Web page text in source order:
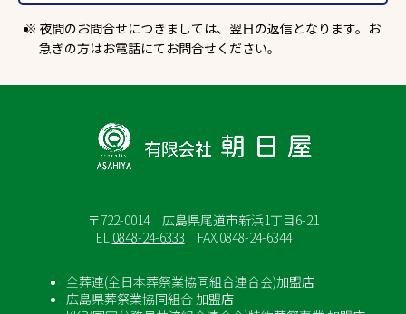
夜間のお問合せにつきましては、翌日の返信となります。お
急ぎの方はお電話にてお問合せください。
〒722-0014 広島県尾道市新浜1丁目6-21
TEL.0848-24-6333 FAX.0848-24-6344
全葬連(全日本葬祭業協同組合連合会)加盟店
広島県葬祭業協同組合 加盟店